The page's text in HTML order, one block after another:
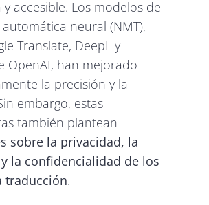
accesible. Los modelos de
neural (NMT),
Translate, DeepL y
OpenAI, han mejorado
la precisión y la
embargo, estas
también plantean
sobre la privacidad, la
la confidencialidad de los
traducción.